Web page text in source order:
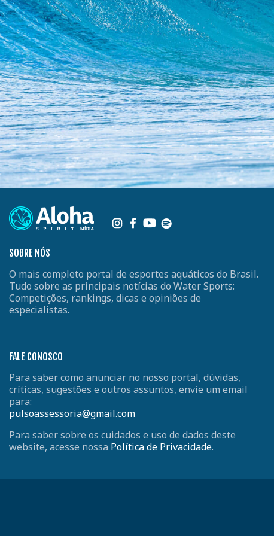
SOBRE NÓS
O mais completo portal de esportes aquáticos do Brasil.
Tudo sobre as principais notícias do Water Sports:
Competições, rankings, dicas e opiniões de
especialistas.
FALE CONOSCO
Para saber como anunciar no nosso portal, dúvidas,
críticas, sugestões e outros assuntos, envie um email
para:
pulsoassessoria@gmail.com
Para saber sobre os cuidados e uso de dados deste
website, acesse nossa Política de Privacidade.